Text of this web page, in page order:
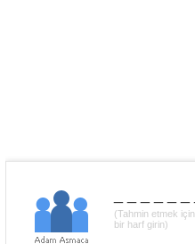
(Tahmin etmek için
bir harf girin)